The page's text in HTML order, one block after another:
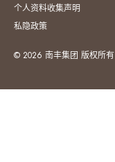
个人资料收集声明
私隐政策
© 2026 南丰集团 版权所有